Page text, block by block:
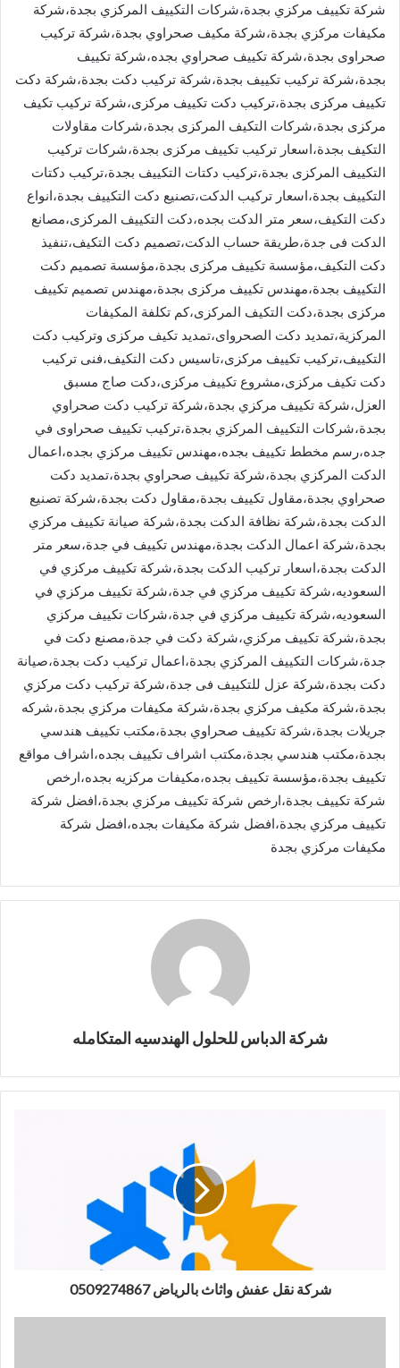
شركة تكييف مركزي بجدة،شركات التكييف المركزي بجدة،شركة
مكيفات مركزي بجدة،شركة مكيف صحراوي بجدة،شركة تركيب
صحراوى بجدة،شركة تكييف صحراوي بجده،شركة تكييف
بجدة،شركة تركيب تكييف بجدة،شركة تركيب دكت بجدة،شركة دكت
تكييف مركزى بجدة،تركيب دكت تكييف مركزى،شركة تركيب تكيف
مركزى بجدة،شركات التكيف المركزى بجدة،شركات مقاولات
التكيف بجدة،اسعار تركيب تكييف مركزى بجدة،شركات تركيب
التكييف المركزى بجدة،تركيب دكتات التكييف بجدة،تركيب دكتات
التكييف بجدة،اسعار تركيب الدكت،تصنيع دكت التكييف بجدة،انواع
دكت التكيف،سعر متر الدكت بجده،دكت التكييف المركزى،مصانع
الدكت فى جدة،طريقة حساب الدكت،تصميم دكت التكيف،تنفيذ
دكت التكيف،مؤسسة تكييف مركزى بجدة،مؤسسة تصميم دكت
التكييف بجدة،مهندس تكييف مركزى بجدة،مهندس تصميم تكييف
مركزى بجدة،دكت التكيف المركزى،كم تكلفة المكيفات
المركزية،تمديد دكت الصحرواى،تمديد تكيف مركزى وتركيب دكت
التكييف،تركيب تكييف مركزى،تاسيس دكت التكيف،فنى تركيب
دكت تكيف مركزى،مشروع تكييف مركزى،دكت صاج مسبق
العزل،شركة تكييف مركزي بجدة،شركة تركيب دكت صحراوي
بجدة،شركات التكييف المركزي بجدة،تركيب تكييف صحراوى في
جده،رسم مخطط تكييف بجده،مهندس تكييف مركزي بجده،اعمال
الدكت المركزي بجدة،شركة تكييف صحراوي بجدة،تمديد دكت
صحراوي بجدة،مقاول تكييف بجدة،مقاول دكت بجدة،شركة تصنيع
الدكت بجدة،شركة نظافة الدكت بجدة،شركة صيانة تكييف مركزي
بجدة،شركة اعمال الدكت بجدة،مهندس تكييف في جدة،سعر متر
الدكت بجدة،اسعار تركيب الدكت بجدة،شركة تكييف مركزي في
السعوديه،شركة تكييف مركزي في جدة،شركة تكييف مركزي في
السعوديه،شركة تكييف مركزي في جدة،شركات تكييف مركزي
بجدة،شركة تكييف مركزي،شركة دكت في جدة،مصنع دكت في
جدة،شركات التكييف المركزي بجدة،اعمال تركيب دكت بجدة،صيانة
دكت بجدة،شركة عزل للتكييف فى جدة،شركة تركيب دكت مركزي
بجدة،شركة مكيف مركزي بجدة،شركة مكيفات مركزي بجدة،شركه
جريلات بجدة،شركة تكييف صحراوي بجدة،مكتب تكييف هندسي
بجدة،مكتب هندسي بجدة،مكتب اشراف تكييف بجده،اشراف مواقع
تكييف بجدة،مؤسسة تكييف بجده،مكيفات مركزيه بجده،ارخص
شركة تكييف بجدة،ارخص شركة تكييف مركزي بجدة،افضل شركة
تكييف مركزي بجدة،افضل شركة مكيفات بجده،افضل شركة
مكيفات مركزي بجدة
شركة الدباس للحلول الهندسيه المتكامله
شركة نقل عفش واثاث بالرياض 0509274867